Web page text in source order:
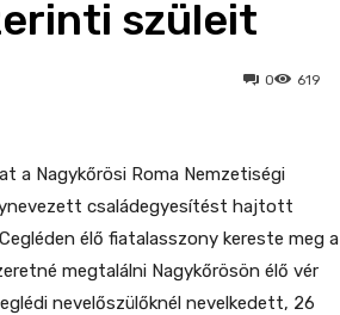
szüleit
619
0
a Nagykőrösi Roma Nemzetiségi
családegyesítést hajtott
élő fiatalasszony kereste meg a
megtalálni Nagykőrösön élő vér
nevelőszülőknél nevelkedett, 26